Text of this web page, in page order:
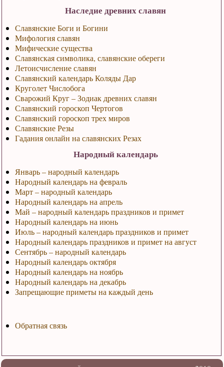
Наследие древних славян
Славянские Боги и Богини
Мифология славян
Мифические существа
Славянская символика, славянские обереги
Летоисчисление славян
Славянский календарь Коляды Дар
Круголет Числобога
Сварожий Круг – Зодиак древних славян
Славянский гороскоп Чертогов
Славянский гороскоп трех миров
Славянские Резы
Гадания онлайн на славянских Резах
Народный календарь
Январь – народный календарь
Народный календарь на февраль
Март – народный календарь
Народный календарь на апрель
Май – народный календарь праздников и примет
Народный календарь на июнь
Июль – народный календарь праздников и примет
Народный календарь праздников и примет на август
Сентябрь – народный календарь
Народный календарь октября
Народный календарь на ноябрь
Народный календарь на декабрь
Запрещающие приметы на каждый день
Обратная связь